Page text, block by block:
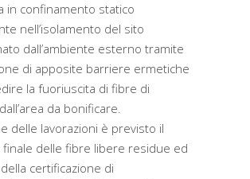
in confinamento statico
nell’isolamento del sito
dall’ambiente esterno tramite
di apposite barriere ermetiche
la fuoriuscita di fibre di
da bonificare.
delle lavorazioni è previsto il
finale delle fibre libere residue ed
certificazione di